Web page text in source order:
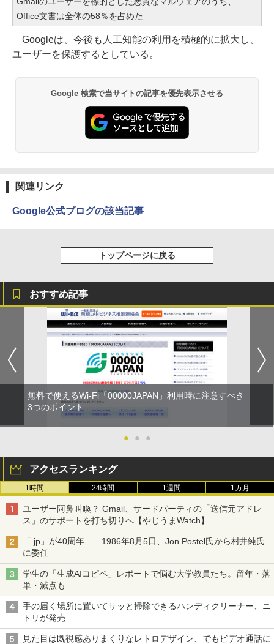
Office文書は全体の58％を占めた
Googleは、今後も人工知能の利用を積極的に拡大し、
ユーザーを保護するとしている。
Google 検索で当サイトの記事を優先表示させる
関連リンク
Google公式ブログの該当記事
トップページに戻る
おすすめ記事
無料で使えるWi-Fi「00000JAPAN」利用時に注意すべき
3つのポイント
● ● ●
アクセスランキング
1時間 24時間 1週間 1カ月
ユーザー阿鼻叫喚？ Gmail、サードパーティの「送信元アドレ
ス」のサポートを打ち切りへ【やじうまWatch】
「.jp」が40周年――1986年8月5日、Jon Postel氏から村井純氏
に委任
学生の「生成AIコピペ」レポートで悩む大学教員たち。留年・落
単・減点も
手の届く場所に置いてサッと掃除できるハンディクリーナー、ニ
トリが発売
見た目は既視感ありまくりなレトロデザイン、でもビデオ通話に